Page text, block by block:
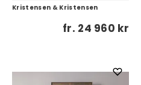
Kristensen & Kristensen
fr. 24 960 kr